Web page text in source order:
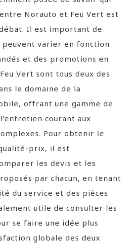
Norauto et Feu Vert est
Il est important de
varier en fonction
et des promotions en
Vert sont tous deux des
le domaine de la
offrant une gamme de
courant aux
Pour obtenir le
prix, il est
les devis et les
par chacun, en tenant
du service et des pièces
utile de consulter les
se faire une idée plus
globale des deux